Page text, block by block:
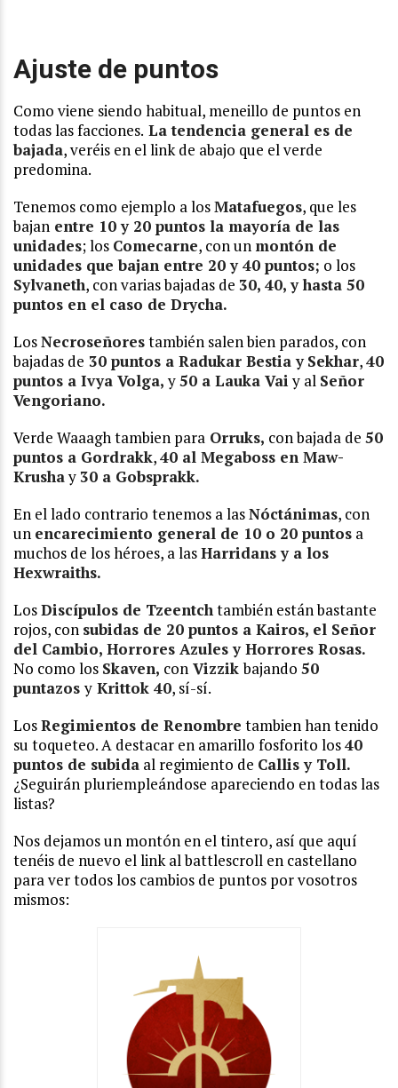
Ajuste de puntos
Como viene siendo habitual, meneillo de puntos en
todas las facciones. La tendencia general es de
bajada, veréis en el link de abajo que el verde
predomina.
Tenemos como ejemplo a losMatafuegos, que les
bajan entre 10 y 20 puntos la mayoría de las
unidades; los Comecarne, con un montón de
unidades que bajan entre 20 y 40 puntos; o los
Sylvaneth, con varias bajadas de 30, 40, y hasta 50
puntos en el caso de Drycha.
LosNecroseñorestambién salen bien parados, con
bajadas de 30 puntos a Radukar Bestia y Sekhar,40
puntos a Ivya Volga,y50 a Lauka Vaiy al Señor
Vengoriano.
Verde Waaagh tambien para Orruks, con bajada de 50
puntos a Gordrakk,40 al Megaboss en Maw-
Krushay30 a Gobsprakk.
En el lado contrario tenemos a lasNóctánimas, con
un encarecimiento general de 10 o 20 puntos a
muchos de los héroes, a lasHarridans y a los
Hexwraiths.
LosDiscípulos de Tzeentchtambién están bastante
rojos, con subidas de 20 puntos a Kairos, el Señor
del Cambio, Horrores Azules y Horrores Rosas.
No como los Skaven, con Vizzikbajando 50
puntazosy Krittok 40, sí-sí.
LosRegimientos de Renombre tambien han tenido
su toqueteo. A destacar en amarillo fosforito los40
puntos de subida al regimiento de Callis y Toll.
¿Seguirán pluriempleándose apareciendo en todas las
listas?
Nos dejamos un montón en el tintero, así que aquí
tenéis de nuevo el link al battlescroll en castellano
para ver todos los cambios de puntos por vosotros
mismos: